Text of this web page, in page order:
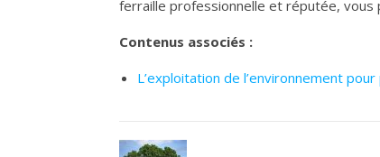
ferraille professionnelle et réputée, vous
Contenus associés :
L’exploitation de l’environnement